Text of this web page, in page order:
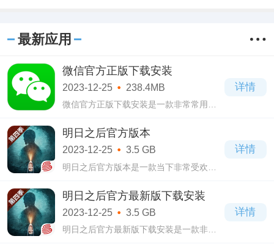
最新应用
微信官方正版下载安装
2023-12-25 238.4MB
微信官方正版下载安装是一款非常常用的
免费供用户使用。在这款微信官方正版下
载安装软件里面很多人使用的是支付功
能。
详情
明日之后官方版本
2023-12-25 3.5 GB
明日之后官方版本是一款当下非常受欢迎
版本游戏当中采用了3D模式，在废土末日
的世界当中，面临着巨大的危机，一部分
人已经
详情
明日之后官方最新版下载安装
2023-12-25 3.5 GB
明日之后官方最新版下载安装是一款非常
详情